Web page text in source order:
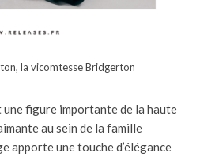
la vicomtesse Bridgerton
figure importante de la haute
au sein de la famille
apporte une touche d’élégance